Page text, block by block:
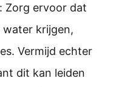
Zorg ervoor dat
krijgen,
Vermijd echter
dit kan leiden